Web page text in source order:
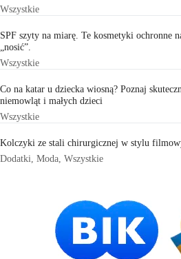
Wszystkie
SPF szyty na miarę. Te kosmetyki ochronne
„nosić”.
Wszystkie
Co na katar u dziecka wiosną? Poznaj
niemowląt i małych dzieci
Wszystkie
Kolczyki ze stali chirurgicznej w stylu
Dodatki, Moda, Wszystkie